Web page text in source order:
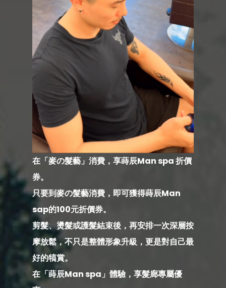
在「麥の髮藝」消費，享蒔辰Man spa 折價
券。
只要到麥の髮藝消費，即可獲得蒔辰Man
sap的100元折價券。
剪髮、燙髮或護髮結束後，再安排一次深層按
摩放鬆，不只是整體形象升級，更是對自己最
好的犒賞。
在「蒔辰Man spa」體驗，享髮廊專屬優